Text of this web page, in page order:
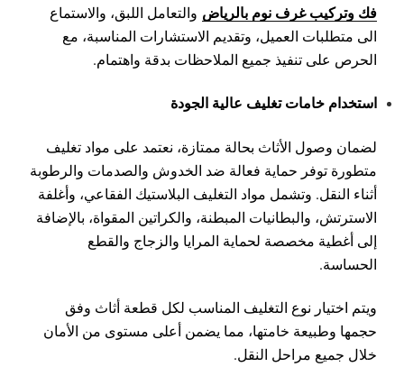
فك وتركيب غرف نوم بالرياض والتعامل اللبق، والاستماع
الى متطلبات العميل، وتقديم الاستشارات المناسبة، مع
الحرص على تنفيذ جميع الملاحظات بدقة واهتمام.
استخدام خامات تغليف عالية الجودة
لضمان وصول الأثاث بحالة ممتازة، نعتمد على مواد تغليف
متطورة توفر حماية فعالة ضد الخدوش والصدمات والرطوبة
أثناء النقل. وتشمل مواد التغليف البلاستيك الفقاعي، وأغلفة
الاسترتش، والبطانيات المبطنة، والكراتين المقواة، بالإضافة
إلى أغطية مخصصة لحماية المرايا والزجاج والقطع
الحساسة.
ويتم اختيار نوع التغليف المناسب لكل قطعة أثاث وفق
حجمها وطبيعة خامتها، مما يضمن أعلى مستوى من الأمان
خلال جميع مراحل النقل.